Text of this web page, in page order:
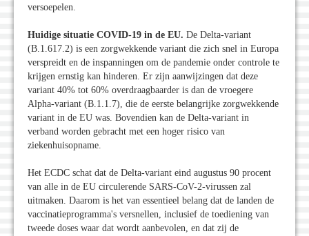
versoepelen.
Huidige situatie COVID-19 in de EU. De Delta-variant
(B.1.617.2) is een zorgwekkende variant die zich snel in Europa
verspreidt en de inspanningen om de pandemie onder controle te
krijgen ernstig kan hinderen. Er zijn aanwijzingen dat deze
variant 40% tot 60% overdraagbaarder is dan de vroegere
Alpha-variant (B.1.1.7), die de eerste belangrijke zorgwekkende
variant in de EU was. Bovendien kan de Delta-variant in
verband worden gebracht met een hoger risico van
ziekenhuisopname.
Het ECDC schat dat de Delta-variant eind augustus 90 procent
van alle in de EU circulerende SARS-CoV-2-virussen zal
uitmaken. Daarom is het van essentieel belang dat de landen de
vaccinatieprogramma's versnellen, inclusief de toediening van
tweede doses waar dat wordt aanbevolen, en dat zij de